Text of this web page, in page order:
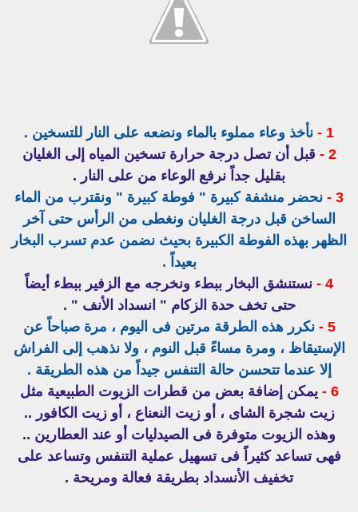
1 -
نأخذ وعاء مملوء بالماء ونضعه على النار للتسخين .
2 -
قبل أن تصل درجة حرارة تسخين المياه إلى الغليان
بقليل جداً نرفع الوعاء من على النار .
3 -
نحضر منشفة كبيرة " فوطة كبيرة " ونقترب من الماء
الساخن قبل درجة الغليان ونغطى من الرأس حتى آخر
الظهر بهذه الفوطة الكبيرة بحيث نضمن عدم تسرب البخار
بعيداً .
4 -
نستنشق البخار ببطء ونخرجه مع الزفير ببطء أيضاً
حتى تخف حدة الزكام " انسداد الأنف " .
5 -
نكرر هذه الطرقة مرتين فى اليوم ، مرة صباحاً عن
الإستيقاظ ، ومرة مساءً قبل النوم ، ولا نذهب إلى الفراش
إلا عندما تتحسن حالة التنفس جيداً من هذه الطريقة .
6 -
يمكن إضافة بعض من قطرات الزيوت الطبيعية مثل
زيت شجرة الشاى ، أو زيت النعناع ، أو زيت الكافور ..
وهذه الزيوت متوفرة فى الصيدليات أو عند العطارين ..
فهى تساعد كثيراً فى تسهيل عملية التنفس وتساعد على
تخفيف الأنسداد بطريقة فعالة ومريحة .